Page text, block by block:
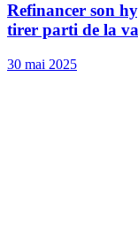
Refinancer son
tirer parti de la
30 mai 2025